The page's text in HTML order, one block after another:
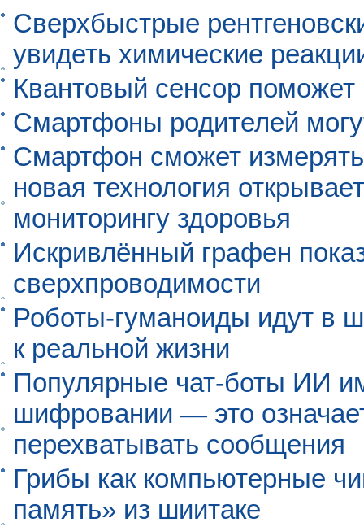
Сверхбыстрые
увидеть химические
Квантовый сенсор
Смартфоны родителей
Смартфон сможет
новая технология
мониторингу здоровья
Искривлённый графен
сверхпроводимости
Роботы-гуманоиды идут в
к реальной жизни
Популярные чат-боты ИИ
шифровании — это
перехватывать сообщения
Грибы как компьютерные
память» из шиитаке